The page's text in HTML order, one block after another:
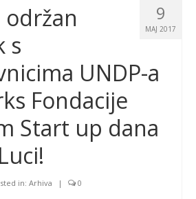
9
MAJ 2017
održan
s
UNDP-a
Fondacije
Start up dana
in: Arhiva | 0